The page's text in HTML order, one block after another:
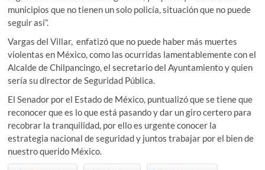
municipios que no tienen un solo policía, situación que no puede
seguir así”.
Vargas del Villar, enfatizó que no puede haber más muertes
violentas en México, como las ocurridas lamentablemente con el
Alcalde de Chilpancingo, el secretario del Ayuntamiento y quien
sería su director de Seguridad Pública.
El Senador por el Estado de México, puntualizó que se tiene que
reconocer que es lo que está pasando y dar un giro certero para
recobrar la tranquilidad, por ello es urgente conocer la
estrategia nacional de seguridad y juntos trabajar por el bien de
nuestro querido México.